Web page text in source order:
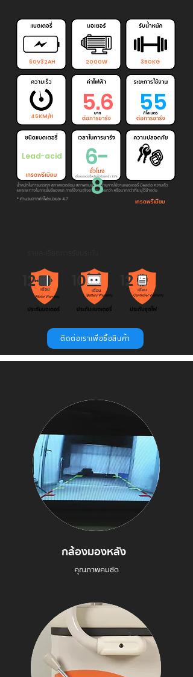
60V32AH 2000W 350KG
45KM/H 5.6 55
Lead-acid
6-
8
เกรดพรีเมียม
10 12
12 เดือน เดือน
เดือน
ติดต่อเราเพื่อซื้อสินค้า
กล้องมองหลัง
คุณภาพคมชัด